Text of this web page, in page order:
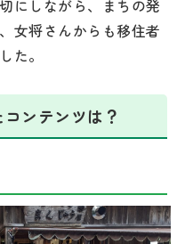
にしながら、まちの発
女将さんからも移住者
た。
ンテンツは？